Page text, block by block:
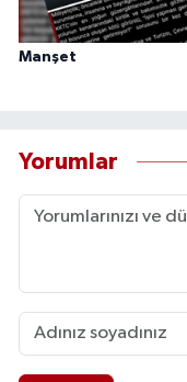
Manşet
Yorumlar